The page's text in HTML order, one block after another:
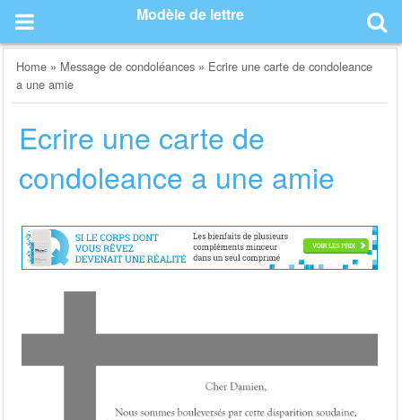
content
Modèle de lettre
Home » Message de condoléances » Ecrire une carte de condoleance
a une amie
Ecrire une carte de
condoleance a une amie